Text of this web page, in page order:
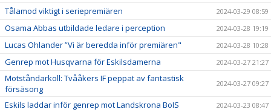
Tålamod viktigt i seriepremiären 2024-03-29 08:59
Osama Abbas utbildade ledare i perception 2024-03-28 19:19
Lucas Ohlander ”Vi är beredda inför premiären" 2024-03-28 10:28
Genrep mot Husqvarna för Eskilsdamerna 2024-03-27 21:27
Motståndarkoll: Tvååkers IF peppat av fantastisk
försäsong
2024-03-27 09:27
Eskils laddar inför genrep mot Landskrona BoIS 2024-03-23 08:47